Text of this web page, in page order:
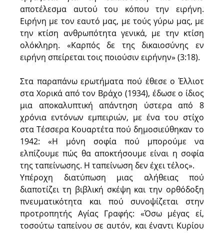
αποτέλεσμα αυτού του κόπου την ειρήνη.
Ειρήνη με τον εαυτό μας, με τούς γύρω μας, με
την κτίση ανθρωπότητα γενικά, με την κτίση
ολόκληρη. «Καρπός δε της δικαιοσύνης εν
ειρήνη σπείρεται τοις ποιούσιν ειρήνην» (3:18).
Στα παραπάνω ερωτήματα πού έθεσε ο Έλλιοτ
στα Χορικά από τον Βράχο (1934), έδωσε ο ίδιος
μια αποκαλυπτική απάντηση ύστερα από 8
χρόνια εντόνων εμπειριών, με ένα του στίχο
στα Τέσσερα Κουαρτέτα πού δημοσιεύθηκαν το
1942: «Η μόνη σοφία πού μπορούμε να
ελπίζουμε πώς θα αποκτήσουμε είναι η σοφία
της ταπείνωσης. Η ταπείνωση δεν έχει τέλος».
Υπέροχη διατύπωση μιας αλήθειας πού
διαποτίζει τη βιβλική σκέψη και την ορθόδοξη
πνευματικότητα και πού συνοψίζεται στην
προτροπητής Αγίας Γραφής: «Όσω μέγας εί,
τοσούτω ταπείνου σε αυτόν, και έναντι Κυρίου